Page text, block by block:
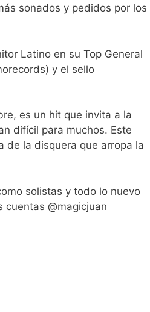
sonados y pedidos por los
Latino en su Top General
y el sello
es un hit que invita a la
difícil para muchos. Este
de la disquera que arropa la
solistas y todo lo nuevo
cuentas @magicjuan